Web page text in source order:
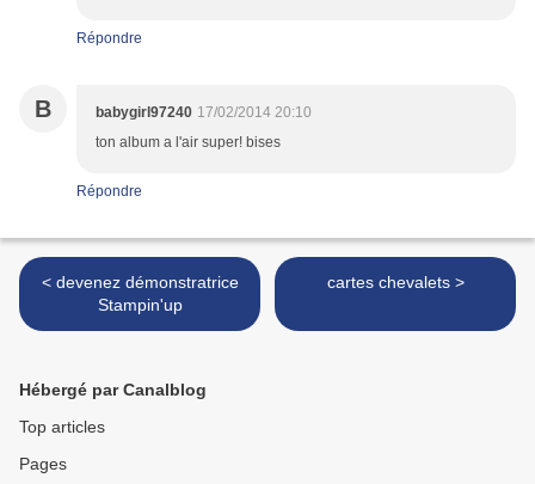
Répondre
B babygirl97240 17/02/2014 20:10
ton album a l'air super! bises
Répondre
< devenez démonstratrice
Stampin'up
cartes chevalets >
Hébergé par Canalblog
Top articles
Pages